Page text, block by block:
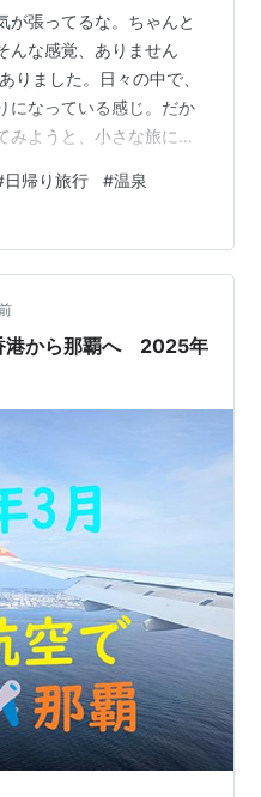
が張ってるな。ちゃんと
んな感覚、ありません
りました。日々の中で、
になっている感じ。だか
みようと、小さな旅に出
てもいい。人に話したく
ただ、「今日は自分の
感覚だけで、ふっと気持
んです。 小さな旅のいい
無理のないスケジュール
ことで、…
日帰り旅行 #温泉
港から那覇へ 2025年